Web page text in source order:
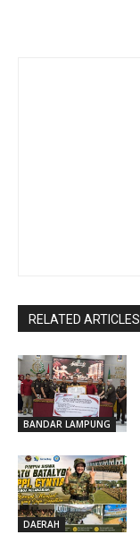
RELATED ARTICLES
BANDAR LAMPUNG
DAERAH